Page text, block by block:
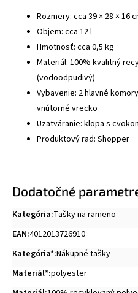
Rozmery: cca 39 × 28 × 16
Objem: cca 12 l
Hmotnosť: cca 0,5 kg
Materiál: 100% kvalitný
(vodoodpudivý)
Vybavenie: 2 hlavné
vnútorné vrecko
Uzatváranie: klopa s
Produktový rad: Shopper
Dodatočné
Kategória:Tašky na rameno
EAN:4012013726910
Kategória*:Nákupné tašky
Materiál*:polyester